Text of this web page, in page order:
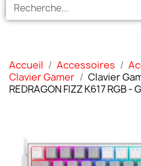
Accueil Accessoires
Clavier Gamer
Clavier
REDRAGON FIZZ K617 RGB